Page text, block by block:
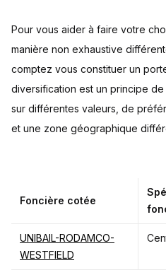
Pour vous aider à faire votre
manière non exhaustive
comptez vous constituer un
diversification est un principe
sur différentes valeurs, de
et une zone géographique
Foncière cotée
UNIBAIL-RODAMCO-
WESTFIELD